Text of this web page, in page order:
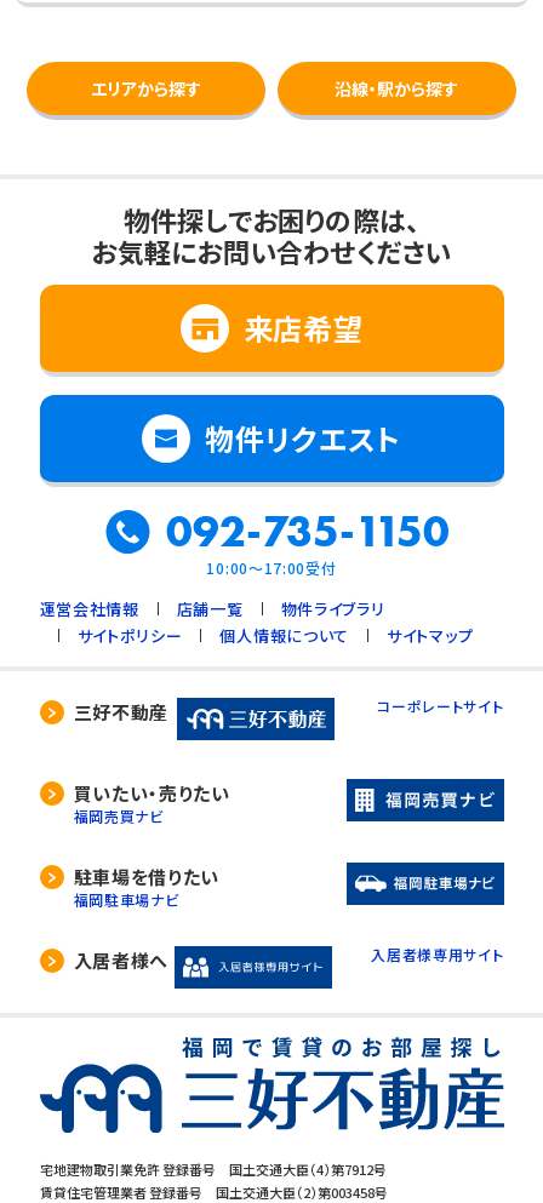
エリアから探す 沿線・駅から探す
宅地建物取引業免許 登録番号 国土交通大臣（4）第7912号
賃貸住宅管理業者 登録番号 国土交通大臣（2）第003458号
物件探しでお困りの際は、
お気軽にお問い合わせください
来店希望
物件リクエスト
092-735-1150
10:00～17:00受付
運営会社情報 店舗一覧
物件ライブラリ
サイトポリシー
個人情報について サイトマップ
三好不動産 コーポレートサイト
買いたい・売りたい
福岡売買ナビ
駐車場を借りたい
福岡駐車場ナビ
入居者様へ 入居者様専用サイト